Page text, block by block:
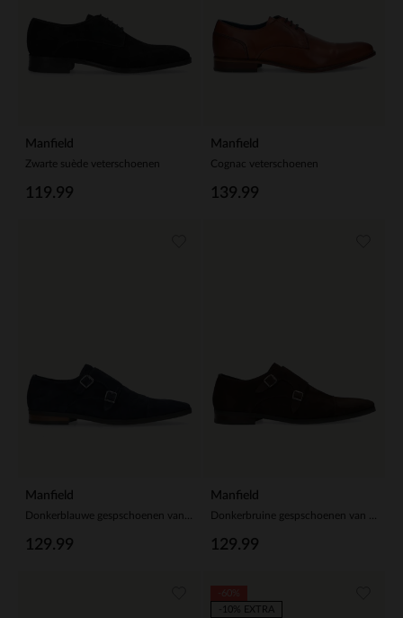
Manfield
Zwarte suède veterschoenen
119.99
Manfield
Cognac veterschoenen
139.99
Manfield
129.99
Manfield
129.99
-10% EXTRA